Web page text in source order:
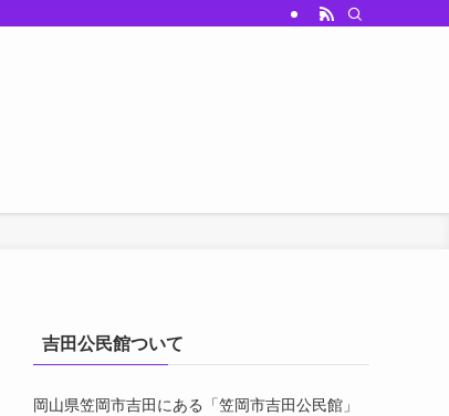
吉田公民館ついて
岡山県笠岡市吉田にある「笠岡市吉田公民館」